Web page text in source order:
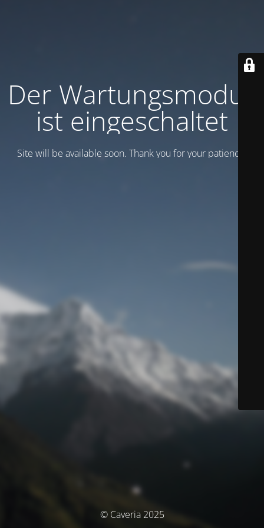
Der Wartungsmodus
ist eingeschaltet
Site will be available soon. Thank you for your patience!
© Caveria 2025